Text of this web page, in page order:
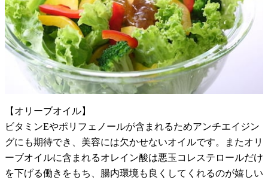
【オリーブオイル】
ビタミンEやポリフェノールが含まれるためアンチエイジン
グにも期待でき、美容には欠かせないオイルです。またオリ
ーブオイルに含まれるオレイン酸は悪玉コレステロールだけ
を下げる働きをもち、腸内環境も良くしてくれるのが嬉しい